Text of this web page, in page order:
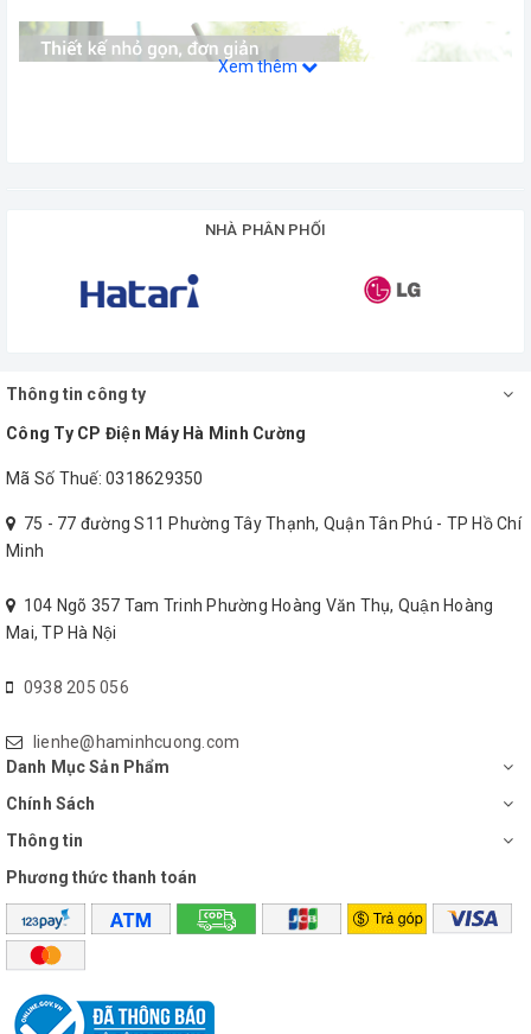
Hệ thống đèn LED chiếu sáng
đặc biệt
Thiết bị có nhiệt độ bên trong được thiết lập và duy trì tự động,
đảm bảo sự hoạt động của các vi khuẩn lactic. Kết hợp với hệ
thống đèn LED đặc biệt, khi nhiệt độ khác nhau sẽ cho màu sắc
Nắp trong suốt dễ dàng quan
sát
Xem thêm
NHÀ PHÂN PHỐI
Thông tin công ty
Công Ty CP Điện Máy Hà Minh Cường
Mã Số Thuế: 0318629350
75 - 77 đường S11 Phường Tây Thạnh, Quận Tân Phú - TP Hồ Chí
Minh
104 Ngõ 357 Tam Trinh Phường Hoàng Văn Thụ, Quận Hoàng
Mai, TP Hà Nội
0938 205 056
lienhe@haminhcuong.com
Danh Mục Sản Phẩm
Chính Sách
Thông tin
Phương thức thanh toán